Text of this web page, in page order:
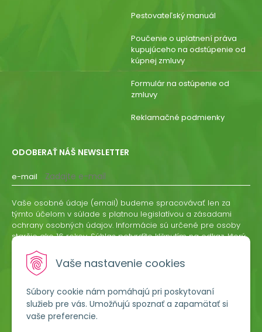
Vaše nastavenie cookies
Súbory cookie nám pomáhajú pri poskytovaní
služieb pre vás. Umožňujú spoznať a zapamätať si
vaše preferencie.
Pestovateľský manuál
Poučenie o uplatnení práva
kupujúceho na odstúpenie od
kúpnej zmluvy
Formulár na ostúpenie od
zmluvy
Reklamačné podmienky
ODOBERAŤ NÁŠ NEWSLETTER
e-mail
ODOBERAŤ
Vaše osobné údaje (email) budeme spracovávať len za
týmto účelom v súlade s platnou legislatívou a zásadami
ochrany osobných údajov. Informácie sú určené pre osoby
staršie ako 16 rokov. Súhlas potvrdíte kliknutím na odkaz, ktorý
odvolať písomne, emailom alebo kliknutím na odkaz z
ktoréhokoľvek informačného emailu.